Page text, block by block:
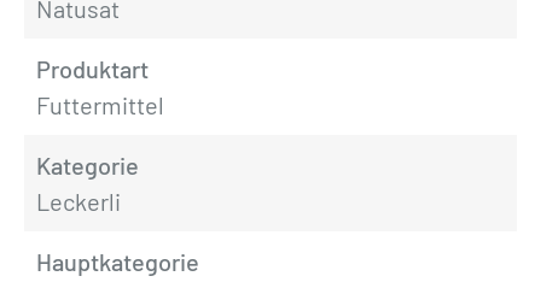
Natusat
Produktart
Futtermittel
Kategorie
Leckerli
Hauptkategorie